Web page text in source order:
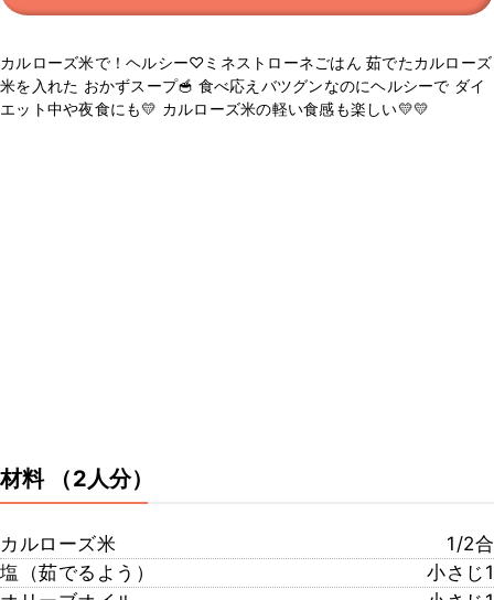
カルローズ米で！ヘルシー♡ミネストローネごはん 茹でたカルローズ
米を入れた おかずスープ🥣 食べ応えバツグンなのにヘルシーで ダイ
エット中や夜食にも💛 カルローズ米の軽い食感も楽しい💛💛
材料 （2人分）
カルローズ米
1/2合
塩（茹でるよう）
小さじ1